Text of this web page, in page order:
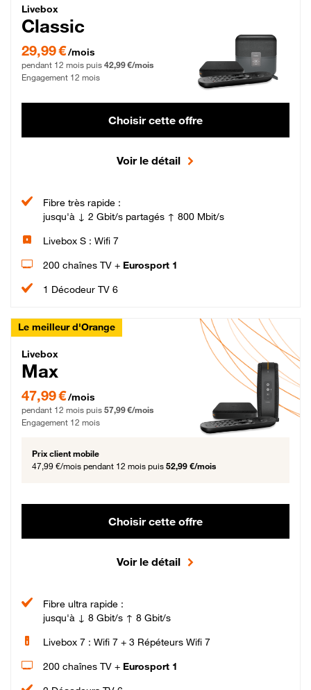
Livebox Classic Fibre
Livebox
Classic
29,99 € par mois pendant 12 mois puis 42,99 € par mois, Engagement 12 mois
29,99 €/mois
pendant 12 mois puis 42,99 €/mois
Engagement 12 mois
Choisir cette offre
Voir le détail
Fibre très rapide :
jusqu'à ↓ 2 Gbit/s partagés ↑ 800 Mbit/s
Livebox S : Wifi 7
200 chaînes TV + Eurosport 1
1 Décodeur TV 6
Le meilleur d'Orange
Livebox Max Fibre
Livebox
Max
47,99 € par mois pendant 12 mois puis 57,99 € par mois, Engagement 12 mois
47,99 €/mois
pendant 12 mois puis 57,99 €/mois
Engagement 12 mois
Prix client mobile
47,99 €/mois pendant 12 mois puis 52,99 €/mois
Choisir cette offre
Voir le détail
Fibre ultra rapide :
jusqu'à ↓ 8 Gbit/s ↑ 8 Gbit/s
Livebox 7 : Wifi 7 + 3 Répéteurs Wifi 7
200 chaînes TV + Eurosport 1